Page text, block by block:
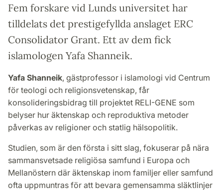
Fem forskare vid Lunds universitet har
tilldelats det prestigefyllda anslaget ERC
Consolidator Grant. Ett av dem fick
islamologen Yafa Shanneik.
Yafa Shanneik, gästprofessor i islamologi vid Centrum
för teologi och religionsvetenskap, får
konsolideringsbidrag till projektet RELI-GENE som
belyser hur äktenskap och reproduktiva metoder
påverkas av religioner och statlig hälsopolitik.
Studien, som är den första i sitt slag, fokuserar på nära
sammansvetsade religiösa samfund i Europa och
Mellanöstern där äktenskap inom familjer eller samfund
ofta uppmuntras för att bevara gemensamma släktlinjer